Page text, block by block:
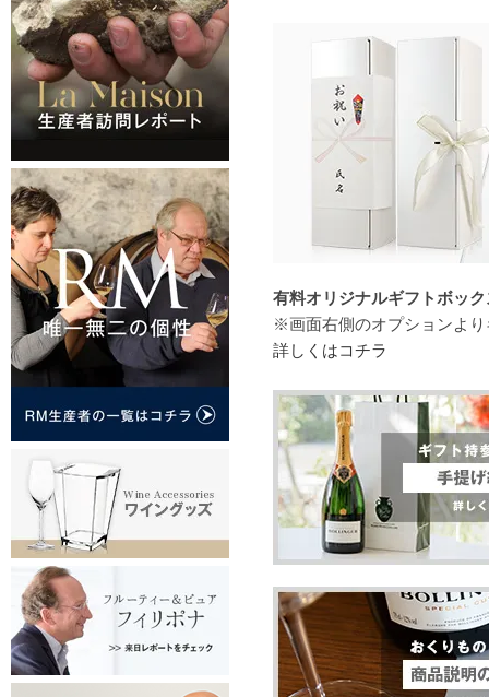
有料オリジナルギフトボッ
※画面右側のオプションよ
詳しくはコチラ